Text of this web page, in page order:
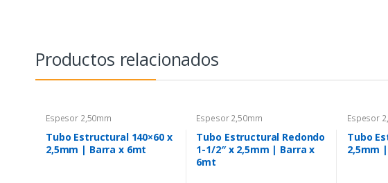
Productos relacionados
Espesor 2,50mm
Tubo Estructural 140×60 x
2,5mm | Barra x 6mt
Espesor 2,50mm
Tubo Estructural Redondo
1-1/2″ x 2,5mm | Barra x
6mt
Espesor
Tubo
2,5mm